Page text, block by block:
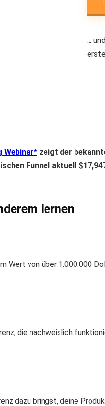
...
Webinar
zeigt der
Funnel aktuell
lernen
Wert von über 1.000.000
die nachweislich
dazu bringst, deine